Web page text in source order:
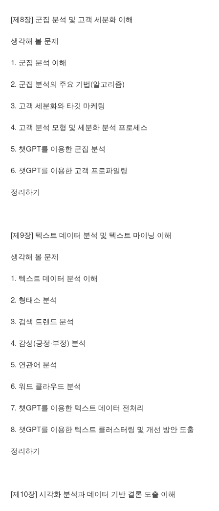
[제8장] 군집 분석 및 고객 세분화 이해
생각해 볼 문제
1. 군집 분석 이해
2. 군집 분석의 주요 기법(알고리즘)
3. 고객 세분화와 타깃 마케팅
4. 고객 분석 모형 및 세분화 분석 프로세스
5. 챗GPT를 이용한 군집 분석
6. 챗GPT를 이용한 고객 프로파일링
정리하기
[제9장] 텍스트 데이터 분석 및 텍스트 마이닝 이해
생각해 볼 문제
1. 텍스트 데이터 분석 이해
2. 형태소 분석
3. 검색 트렌드 분석
4. 감성(긍정·부정) 분석
5. 연관어 분석
6. 워드 클라우드 분석
7. 챗GPT를 이용한 텍스트 데이터 전처리
8. 챗GPT를 이용한 텍스트 클러스터링 및 개선 방안 도출
정리하기
[제10장] 시각화 분석과 데이터 기반 결론 도출 이해